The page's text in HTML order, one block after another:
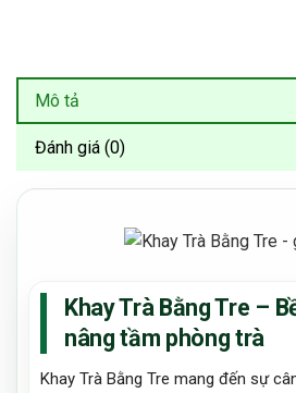
Mô tả
Đánh giá (0)
Khay Trà Bằng Tre –
nâng tầm phòng trà
Khay Trà Bằng Tre mang đến sự